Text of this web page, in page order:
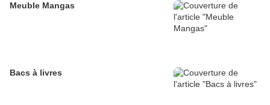
Meuble Mangas
Bacs à livres